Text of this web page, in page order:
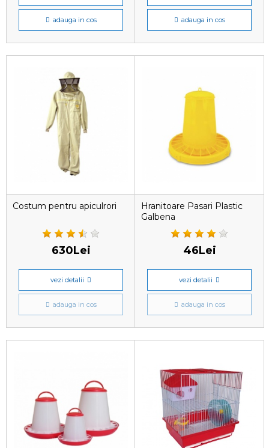
adauga in cos adauga in cos
Costum pentru apiculrori
630Lei
vezi detalii
adauga in cos
Hranitoare Pasari Plastic
Galbena
46Lei
vezi detalii
adauga in cos